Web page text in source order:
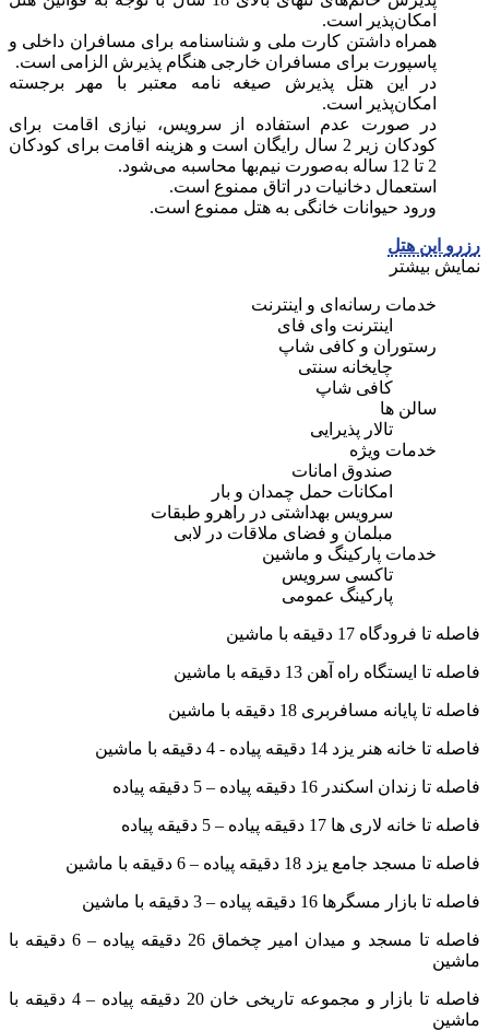
امکان‌پذیر است.
همراه داشتن کارت ملی و شناسنامه برای مسافران داخلی و
پاسپورت برای مسافران خارجی هنگام پذیرش الزامی است.
در این هتل پذیرش صیغه نامه معتبر با مهر برجسته
امکان‌پذیر است.
در صورت عدم استفاده از سرویس، نیازی اقامت برای
کودکان زیر 2 سال رایگان است و هزینه اقامت برای کودکان
2 تا 12 ساله به‌صورت نیم‌بها محاسبه می‌شود.
استعمال دخانیات در اتاق ممنوع است.
ورود حیوانات خانگی به هتل ممنوع است.
رزرو این هتل
نمایش بیشتر
خدمات رسانه‌ای و اینترنت
اینترنت وای فای
رستوران و کافی شاپ
چایخانه سنتی
کافی شاپ
سالن ها
تالار پذیرایی
خدمات ویژه
صندوق امانات
امکانات حمل چمدان و بار
سرویس بهداشتی در راهرو طبقات
مبلمان و فضای ملاقات در لابی
خدمات پارکینگ و ماشین
تاکسی سرویس
پارکینگ عمومی
فاصله تا فرودگاه 17 دقیقه با ماشین
فاصله تا ایستگاه راه آهن 13 دقیقه با ماشین
فاصله تا پایانه مسافربری 18 دقیقه با ماشین
فاصله تا خانه هنر یزد 14 دقیقه پیاده - 4 دقیقه با ماشین
فاصله تا زندان اسکندر 16 دقیقه پیاده – 5 دقیقه پیاده
فاصله تا خانه لاری ها 17 دقیقه پیاده – 5 دقیقه پیاده
فاصله تا مسجد جامع یزد 18 دقیقه پیاده – 6 دقیقه با ماشین
فاصله تا بازار مسگرها 16 دقیقه پیاده – 3 دقیقه با ماشین
فاصله تا مسجد و میدان امیر چخماق 26 دقیقه پیاده – 6 دقیقه با
ماشین
فاصله تا بازار و مجموعه تاریخی خان 20 دقیقه پیاده – 4 دقیقه با
ماشین